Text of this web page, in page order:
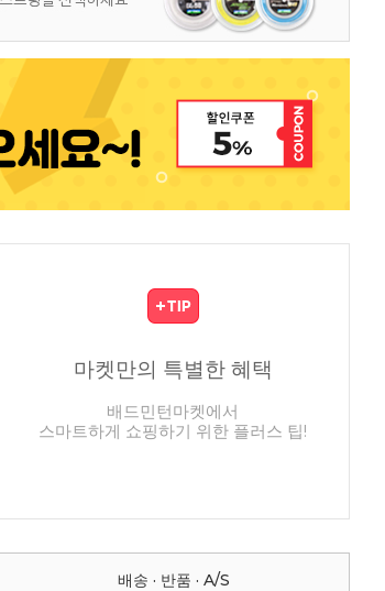
마켓만의 특별한 혜택
배드민턴마켓에서
스마트하게 쇼핑하기 위한 플러스 팁!
배송 · 반품 · A/S